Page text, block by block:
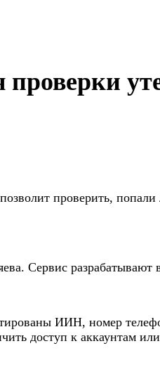
проверки
проверить,
Сервис разрабатывают
ИИН, номер
доступ к аккаунтам